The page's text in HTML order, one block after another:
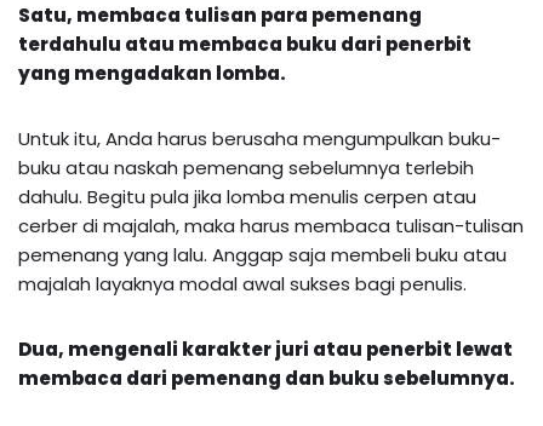
Satu, membaca tulisan para pemenang
terdahulu atau membaca buku dari penerbit
yang mengadakan lomba.
Untuk itu, Anda harus berusaha mengumpulkan buku-
buku atau naskah pemenang sebelumnya terlebih
dahulu. Begitu pula jika lomba menulis cerpen atau
cerber di majalah, maka harus membaca tulisan-tulisan
pemenang yang lalu. Anggap saja membeli buku atau
majalah layaknya modal awal sukses bagi penulis.
Dua, mengenali karakter juri atau penerbit lewat
membaca dari pemenang dan buku sebelumnya.